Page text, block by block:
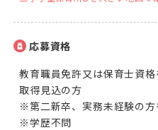
応募資格
教育職員免許又は保育士資
取得見込の方
※第二新卒、実務未経験の方
※学歴不問